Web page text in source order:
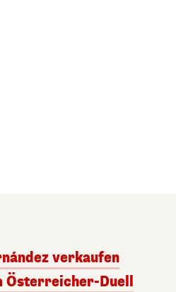
verkaufen
Österreicher-Duell